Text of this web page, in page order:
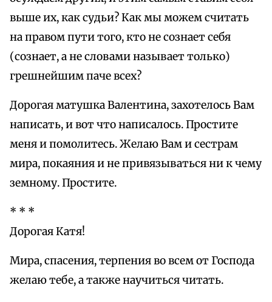
выше их, как судьи? Как мы можем считать
на правом пути того, кто не сознает себя
(сознает, а не словами называет только)
грешнейшим паче всех?
Дорогая матушка Валентина, захотелось Вам
написать, и вот что написалось. Простите
меня и помолитесь. Желаю Вам и сестрам
мира, покаяния и не привязываться ни к чему
земному. Простите.
* * *
Дорогая Катя!
Мира, спасения, терпения во всем от Господа
желаю тебе, а также научиться читать.